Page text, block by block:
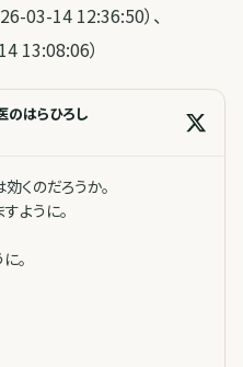
03-14 12:36:50）、
13:08:06）
のはらひろし
くのだろうか。
ように。
。